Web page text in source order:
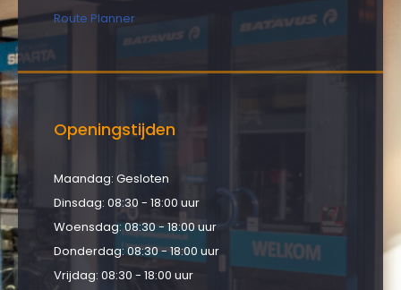
Route Planner
Openingstijden
Maandag: Gesloten
Dinsdag: 08:30 - 18:00 uur
Woensdag: 08:30 - 18:00 uur
Donderdag: 08:30 - 18:00 uur
Vrijdag: 08:30 - 18:00 uur